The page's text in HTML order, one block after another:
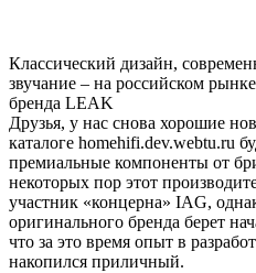
Классический дизайн,
звучание – на российском
бренда LEAK
Друзья, у нас снова хорошие
каталоге homehifi.dev.webtu.ru
премиальные компоненты от
некоторых пор этот
участник «концерна» IAG,
оригинального бренда берет
что за это время опыт в
накопился приличный.